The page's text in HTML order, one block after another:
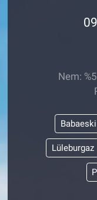
Nem:
Babaeski
Lüleburgaz